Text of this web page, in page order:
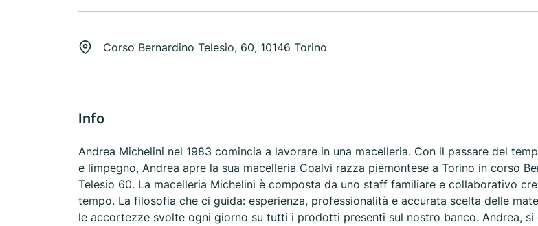
Corso Bernardino Telesio, 60, 10146 Torino
Info
Andrea Michelini nel 1983 comincia a lavorare in una macelleria. Con il passare del
e limpegno, Andrea apre la sua macelleria Coalvi razza piemontese a Torino in corso
Telesio 60. La macelleria Michelini è composta da uno staff familiare e collaborativo
tempo. La filosofia che ci guida: esperienza, professionalità e accurata scelta delle
le accortezze svolte ogni giorno su tutti i prodotti presenti sul nostro banco. Andrea, si